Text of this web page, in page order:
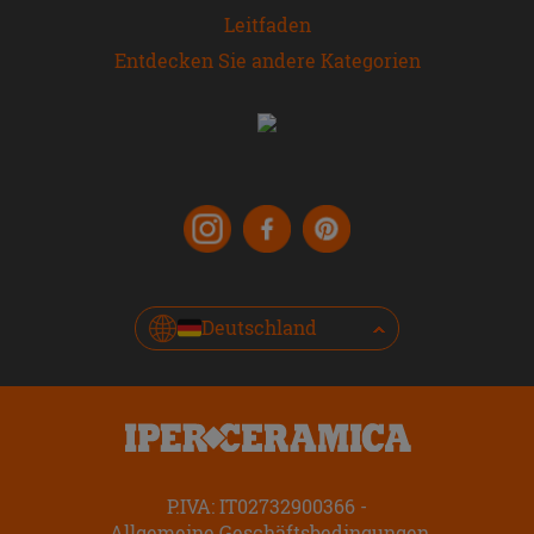
Leitfaden
Entdecken Sie andere Kategorien
Deutschland
P.IVA: IT02732900366